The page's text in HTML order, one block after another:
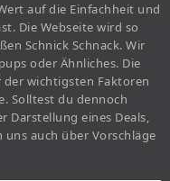
auf die Einfachheit und
Die Webseite wird so
Schnick Schnack. Wir
oder Ähnliches. Die
wichtigsten Faktoren
Solltest du dennoch
Darstellung eines Deals,
auch über Vorschläge